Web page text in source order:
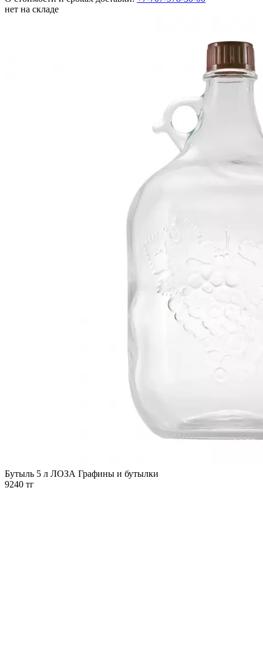
нет на складе
Бутыль 5 л ЛОЗА Графины и бутылки
9240 тг